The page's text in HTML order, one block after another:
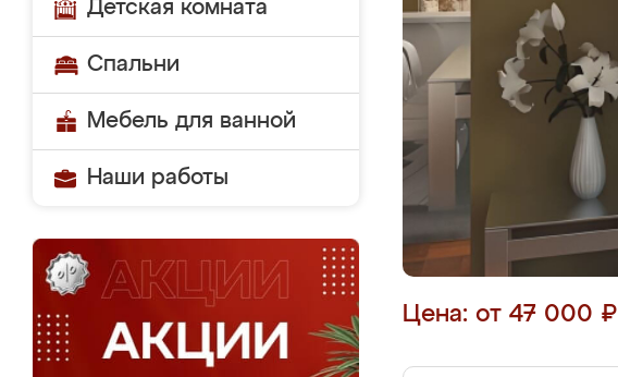
Детская комната
Спальни
Мебель для ванной
Наши работы
Цена: от 47 000 ₽